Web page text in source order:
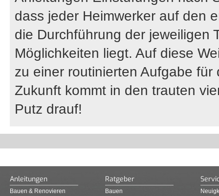
dass jeder Heimwerker auf den
die Durchführung der jeweiligen
Möglichkeiten liegt. Auf diese
zu einer routinierten Aufgabe
Zukunft kommt in den trauten
Putz drauf!
Anleitungen
Bauen & Renovieren
Ratgeber
Bauen